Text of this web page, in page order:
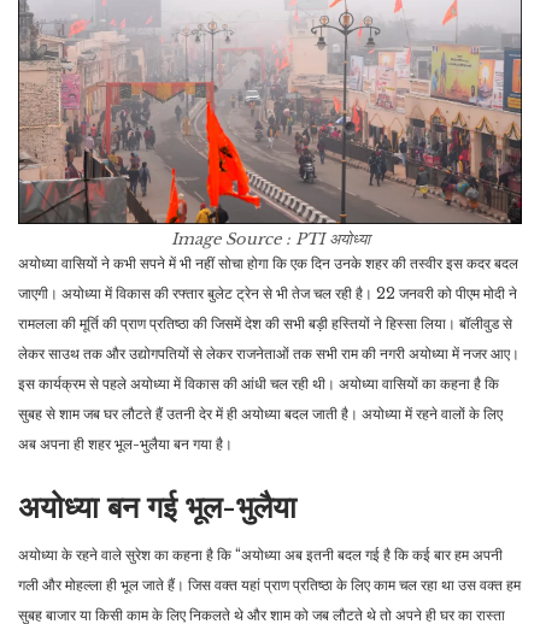
Image Source : PTIअयोध्या
अयोध्या वासियों ने कभी सपने में भी नहीं सोचा होगा कि एक दिन उनके शहर की तस्वीर इस कदर बदल
जाएगी। अयोध्या में विकास की रफ्तार बुलेट ट्रेन से भी तेज चल रही है। 22 जनवरी को पीएम मोदी ने
रामलला की मूर्ति की प्राण प्रतिष्ठा की जिसमें देश की सभी बड़ी हस्तियों ने हिस्सा लिया। बॉलीवुड से
लेकर साउथ तक और उद्योगपतियों से लेकर राजनेताओं तक सभी राम की नगरी अयोध्या में नजर आए।
इस कार्यक्रम से पहले अयोध्या में विकास की आंधी चल रही थी। अयोध्या वासियों का कहना है कि
सुबह से शाम जब घर लौटते हैं उतनी देर में ही अयोध्या बदल जाती है। अयोध्या में रहने वालों के लिए
अब अपना ही शहर भूल-भुलैया बन गया है।
अयोध्या बन गई भूल-भुलैया
अयोध्या के रहने वाले सुरेश का कहना है कि “अयोध्या अब इतनी बदल गई है कि कई बार हम अपनी
गली और मोहल्ला ही भूल जाते हैं। जिस वक्त यहां प्राण प्रतिष्ठा के लिए काम चल रहा था उस वक्त हम
सुबह बाजार या किसी काम के लिए निकलते थे और शाम को जब लौटते थे तो अपने ही घर का रास्ता